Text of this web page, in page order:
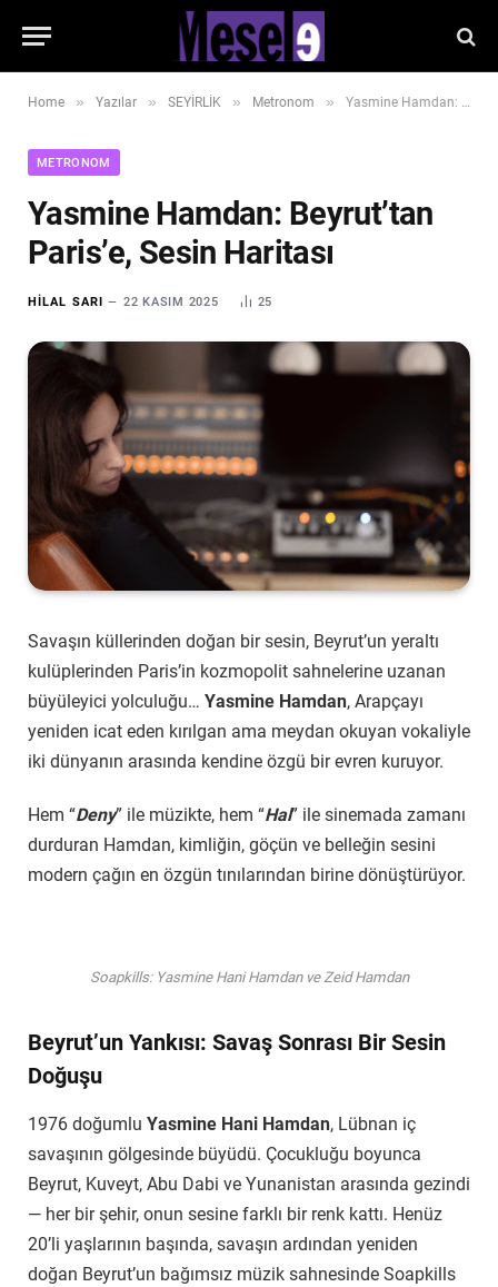
Home » Yazılar » SEYİRLİK » Metronom » Yasmine Hamdan: Beyrut’tan Paris’e, Sesin Haritası
METRONOM
Yasmine Hamdan: Beyrut’tan
Paris’e, Sesin Haritası
HILAL SARI 22 KASIM 2025 25
Savaşın küllerinden doğan bir sesin, Beyrut’un yeraltı
kulüplerinden Paris’in kozmopolit sahnelerine uzanan
büyüleyici yolculuğu… Yasmine Hamdan, Arapçayı
yeniden icat eden kırılgan ama meydan okuyan vokaliyle
iki dünyanın arasında kendine özgü bir evren kuruyor.
Hem “Deny” ile müzikte, hem “Hal” ile sinemada zamanı
durduran Hamdan, kimliğin, göçün ve belleğin sesini
modern çağın en özgün tınılarından birine dönüştürüyor.
Soapkills: Yasmine Hani Hamdan ve Zeid Hamdan
Beyrut’un Yankısı: Savaş Sonrası Bir Sesin
Doğuşu
1976 doğumlu Yasmine Hani Hamdan, Lübnan iç
savaşının gölgesinde büyüdü. Çocukluğu boyunca
Beyrut, Kuveyt, Abu Dabi ve Yunanistan arasında gezindi
— her bir şehir, onun sesine farklı bir renk kattı. Henüz
20’li yaşlarının başında, savaşın ardından yeniden
doğan Beyrut’un bağımsız müzik sahnesinde Soapkills